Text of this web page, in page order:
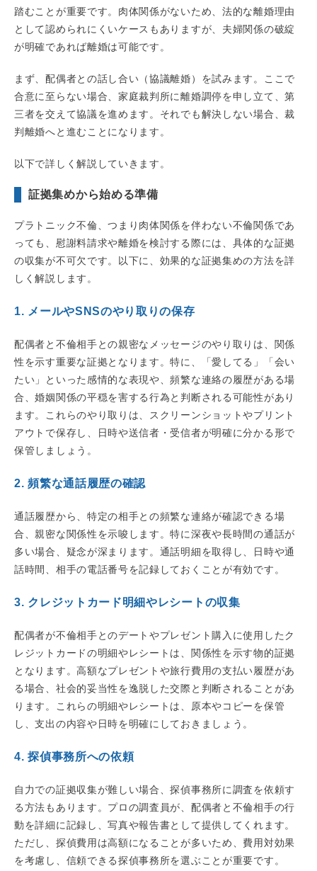
踏むことが重要です。肉体関係がないため、法的な離婚理由
として認められにくいケースもありますが、夫婦関係の破綻
が明確であれば離婚は可能です。
まず、配偶者との話し合い（協議離婚）を試みます。ここで
合意に至らない場合、家庭裁判所に離婚調停を申し立て、第
三者を交えて協議を進めます。それでも解決しない場合、裁
判離婚へと進むことになります。
以下で詳しく解説していきます。
証拠集めから始める準備
プラトニック不倫、つまり肉体関係を伴わない不倫関係であ
っても、慰謝料請求や離婚を検討する際には、具体的な証拠
の収集が不可欠です。以下に、効果的な証拠集めの方法を詳
しく解説します。
1. メールやSNSのやり取りの保存
配偶者と不倫相手との親密なメッセージのやり取りは、関係
性を示す重要な証拠となります。特に、「愛してる」「会い
たい」といった感情的な表現や、頻繁な連絡の履歴がある場
合、婚姻関係の平穏を害する行為と判断される可能性があり
ます。これらのやり取りは、スクリーンショットやプリント
アウトで保存し、日時や送信者・受信者が明確に分かる形で
保管しましょう。
2. 頻繁な通話履歴の確認
通話履歴から、特定の相手との頻繁な連絡が確認できる場
合、親密な関係性を示唆します。特に深夜や長時間の通話が
多い場合、疑念が深まります。通話明細を取得し、日時や通
話時間、相手の電話番号を記録しておくことが有効です。
3. クレジットカード明細やレシートの収集
配偶者が不倫相手とのデートやプレゼント購入に使用したク
レジットカードの明細やレシートは、関係性を示す物的証拠
となります。高額なプレゼントや旅行費用の支払い履歴があ
る場合、社会的妥当性を逸脱した交際と判断されることがあ
ります。これらの明細やレシートは、原本やコピーを保管
し、支出の内容や日時を明確にしておきましょう。
4. 探偵事務所への依頼
自力での証拠収集が難しい場合、探偵事務所に調査を依頼す
る方法もあります。プロの調査員が、配偶者と不倫相手の行
動を詳細に記録し、写真や報告書として提供してくれます。
ただし、探偵費用は高額になることが多いため、費用対効果
を考慮し、信頼できる探偵事務所を選ぶことが重要です。